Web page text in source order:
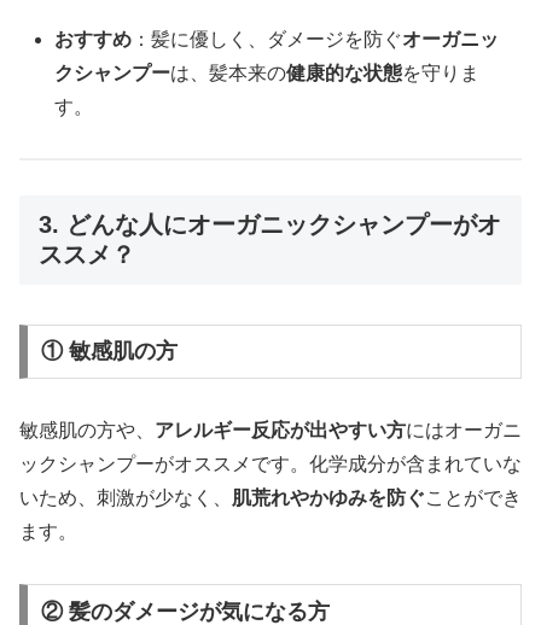
おすすめ ：髪に優しく、ダメージを防ぐオーガニッ
クシャンプーは、髪本来の健康的な状態を守りま
す。
3. どんな人にオーガニックシャンプーがオ
ススメ？
① 敏感肌の方
敏感肌の方や、 アレルギー反応が出やすい方にはオーガニ
ックシャンプーがオススメです。化学成分が含まれていな
いため、刺激が少なく、 肌荒れやかゆみを防ぐことができ
ます。
② 髪のダメージが気になる方